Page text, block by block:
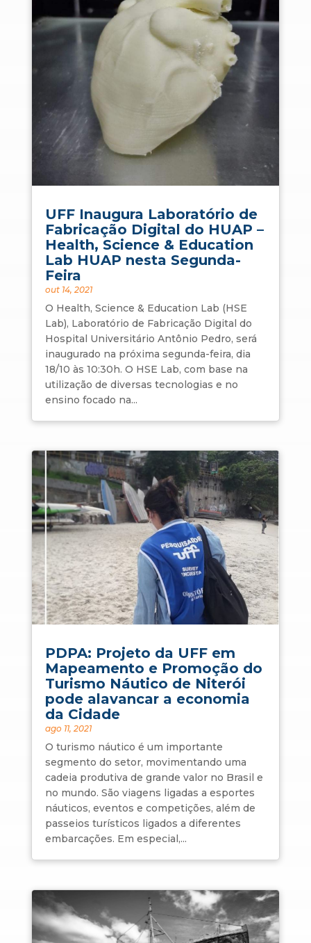
UFF Inaugura Laboratório de
Fabricação Digital do HUAP –
Health, Science & Education
Lab HUAP nesta Segunda-
Feira
out 14, 2021
O Health, Science & Education Lab (HSE
Lab), Laboratório de Fabricação Digital do
Hospital Universitário Antônio Pedro, será
inaugurado na próxima segunda-feira, dia
18/10 às 10:30h. O HSE Lab, com base na
utilização de diversas tecnologias e no
ensino focado na...
PDPA: Projeto da UFF em
Mapeamento e Promoção do
Turismo Náutico de Niterói
pode alavancar a economia
da Cidade
ago 11, 2021
O turismo náutico é um importante
segmento do setor, movimentando uma
cadeia produtiva de grande valor no Brasil e
no mundo. São viagens ligadas a esportes
náuticos, eventos e competições, além de
passeios turísticos ligados a diferentes
embarcações. Em especial,...